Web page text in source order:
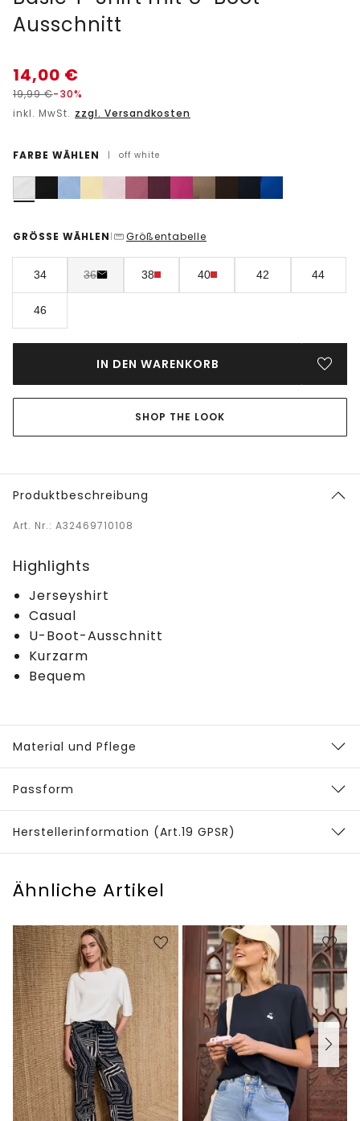
Ausschnitt
14,00 €
19,99€-30%
inkl. MwSt. zzgl. Versandkosten
FARBE WÄHLEN | off white
GRÖSSE WÄHLEN | Größentabelle
34 36 38 40 42 44
46
IN DEN WARENKORB
SHOP THE LOOK
Produktbeschreibung
Art. Nr.: A32469710108
Highlights
Jerseyshirt
Casual
U-Boot-Ausschnitt
Kurzarm
Bequem
Material und Pflege
Passform
Herstellerinformation (Art.19 GPSR)
Ähnliche Artikel